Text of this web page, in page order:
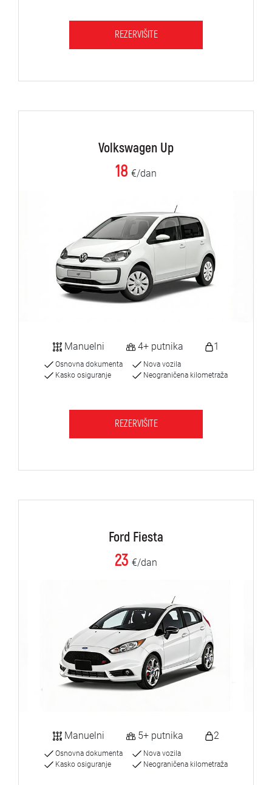
REZERVIŠITE
Volkswagen Up
18 €/dan
Manuelni 4+ putnika 1
Osnovna dokumenta
Kasko osiguranje
Nova vozila
Neograničena kilometraža
REZERVIŠITE
Ford Fiesta
23 €/dan
Manuelni 5+ putnika 2
Osnovna dokumenta
Kasko osiguranje
Nova vozila
Neograničena kilometraža